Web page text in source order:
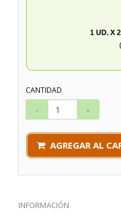
1 UD. X
CANTIDAD
AGREGAR AL
INFORMACIÓN